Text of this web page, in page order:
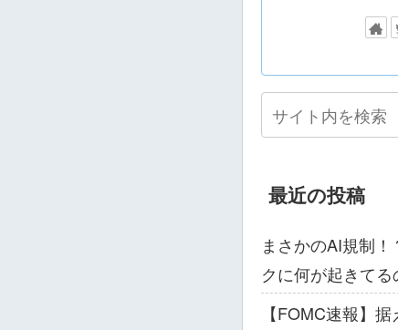
最近の投稿
まさかのAI規制
クに何が起きてる
【FOMC速報】